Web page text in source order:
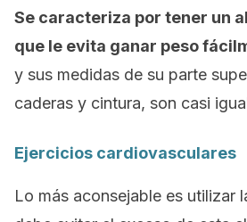
Se caracteriza por tener un
que le evita ganar peso
y sus medidas de su parte
caderas y cintura, son casi
Ejercicios cardiovasculares
Lo más aconsejable es utilizar